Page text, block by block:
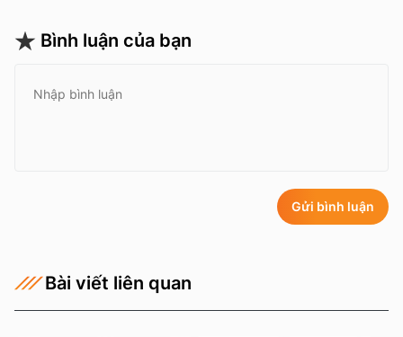
Bình luận của bạn
Gửi bình luận
Bài viết liên quan